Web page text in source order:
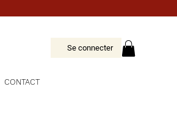
Se connecter
CONTACT